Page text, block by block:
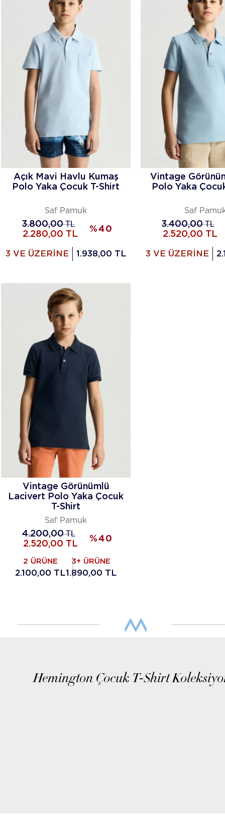
Açık Mavi Havlu Kumaş
Polo Yaka Çocuk T-Shirt
Saf Pamuk
3.800,00TL
2.280,00 TL
%40
3 VE ÜZERİNE 1.938,00 TL
Vintage
Polo Yaka
Saf
3.400,00TL
2.520,00 TL
3 VE ÜZERİNE
Vintage Görünümlü
Lacivert Polo Yaka Çocuk
T-Shirt
Saf Pamuk
4.200,00TL
2.520,00 TL
%40
2 ÜRÜNE
2.100,00 TL
3+ ÜRÜNE
1.890,00 TL
Hemington Çocuk T-Shirt